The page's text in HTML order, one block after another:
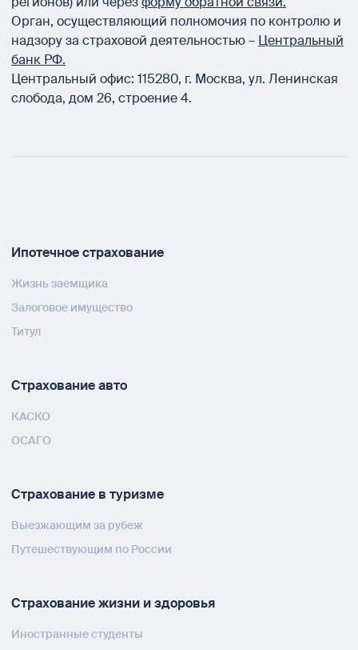
Орган, осуществляющий полномочия по контролю и
надзору за страховой деятельностью – Центральный
банк РФ.
Центральный офис: 115280, г. Москва, ул. Ленинская
слобода, дом 26, строение 4.
Ипотечное страхование
Жизнь заемщика
Залоговое имущество
Титул
Страхование авто
КАСКО
ОСАГО
Страхование в туризме
Выезжающим за рубеж
Путешествующим по России
Страхование жизни и здоровья
Иностранные студенты